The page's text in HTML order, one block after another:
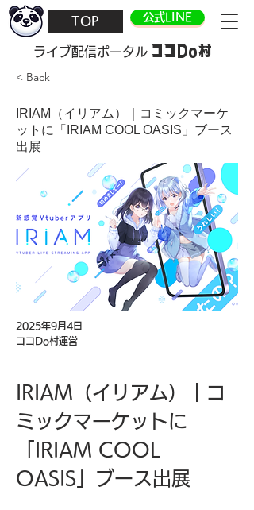
TOP 公式LINE
​ライブ配信ポータル ココDo村
< Back
IRIAM（イリアム）｜コミックマーケ
ットに「IRIAM COOL OASIS」ブース
出展
2025年9月4日
ココDo村運営
IRIAM（イリアム）｜コ
ミックマーケットに
「IRIAM COOL
OASIS」ブース出展